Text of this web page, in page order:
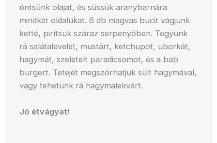
öntsünk olajat, és süssük aranybarnára
mindkét oldalukat. 6 db magvas bucit vágjunk
ketté, pirítsuk száraz serpenyőben. Tegyünk
rá salátalevelet, mustárt, ketchupot, uborkát,
hagymát, szeletelt paradicsomot, és a bab
burgert. Tetejét megszórhatjuk sült hagymával,
vagy tehetünk rá hagymalekvárt.
Jó étvágyat!